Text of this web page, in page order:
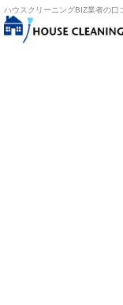
ハウスクリーニングBIZ業者の口